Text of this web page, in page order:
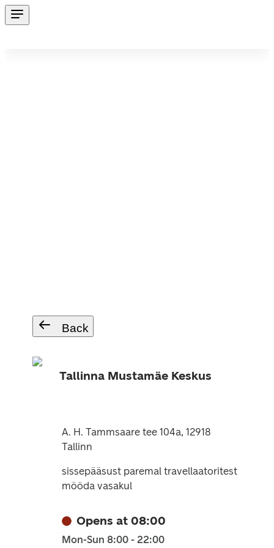
Back
Tallinna Mustamäe Keskus
A. H. Tammsaare tee 104a, 12918
Tallinn
sissepääsust paremal travellaatoritest
mööda vasakul
Opens at 08:00
Mon-Sun 8:00 - 22:00